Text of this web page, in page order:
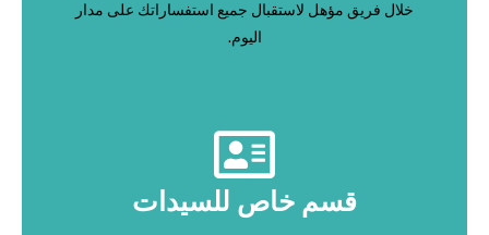
خلال فريق مؤهل لاستقبال جميع استفساراتك على مدار
اليوم.
قسم خاص للسيدات